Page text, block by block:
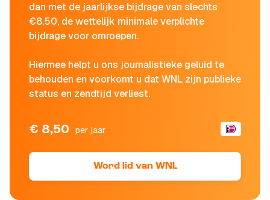
dan met de jaarlijkse bijdrage van slechts
€8,50, de wettelijk minimale verplichte
bijdrage voor omroepen.
Hiermee helpt u ons journalistieke geluid te
behouden en voorkomt u dat WNL zijn publieke
status en zendtijd verliest.
€ 8,50 per jaar
Word lid van WNL